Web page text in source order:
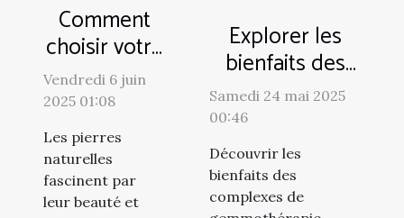
Comment
choisir votre
bracelet en
pierres
naturelles
selon votre
signe
astrologique
Vendredi 6 juin
2025 01:08
Les pierres
naturelles
fascinent par
leur beauté et
Explorer les
bienfaits des
complexes de
gemmothérapie
pour votre
santé
Samedi 24 mai 2025
00:46
Découvrir les
bienfaits des
complexes de